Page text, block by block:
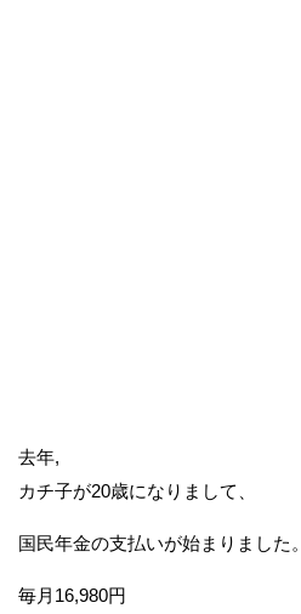
去年,
カチ子が20歳になりまして、
国民年金の支払いが始まりました。
毎月16,980円